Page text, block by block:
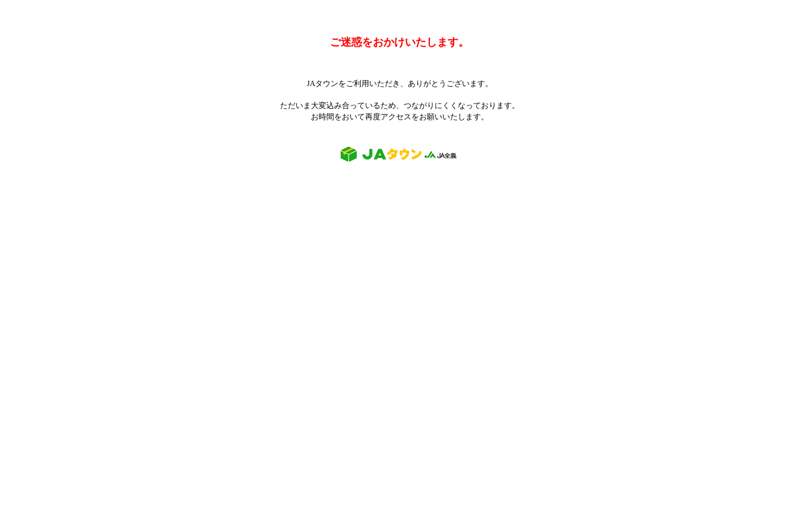
ご迷惑をおかけいたします。
JAタウンをご利用いただき、ありがとうございます。
ただいま大変込み合っているため、つながりにくくなっております。
お時間をおいて再度アクセスをお願いいたします。